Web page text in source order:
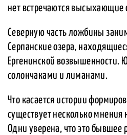
нет встречаются высыхающие
Северную часть ложбины
Серпанские озера,
Ергенинской возвышенности.
солончаками и лиманами.
Что касается истории
существует несколько мнения
Одни уверена, что это бывшее